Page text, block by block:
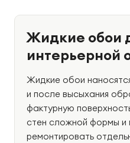
Жидкие обои
интерьерной
Жидкие обои
и после высыхания
фактурную
стен сложной формы и
ремонтировать